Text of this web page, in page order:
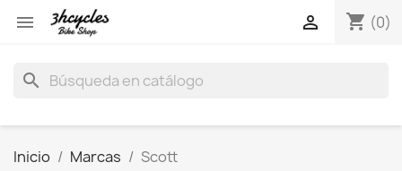
 shopping_cart (0)

search
Inicio Marcas Scott